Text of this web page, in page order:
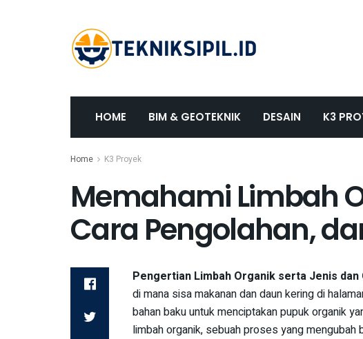
HOME BIM & GEOTEKNIK DESAIN K3
Home K3 Proyek
Memahami Limbah
Cara Pengolahan,
Pengertian Limbah Organik serta Jenis dan
di mana sisa makanan dan daun kering di
bahan baku untuk menciptakan pupuk organik
limbah organik, sebuah proses yang